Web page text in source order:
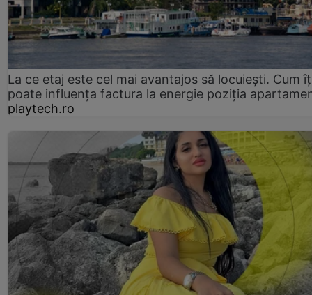
La ce etaj este cel mai avantajos să locuiești. Cum
poate influența factura la energie poziția
playtech.ro